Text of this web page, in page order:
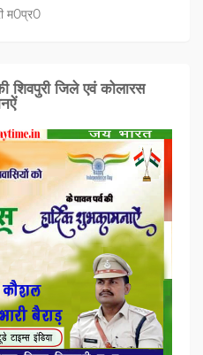
म0प्र0
शिवपुरी जिले एवं कोलारस